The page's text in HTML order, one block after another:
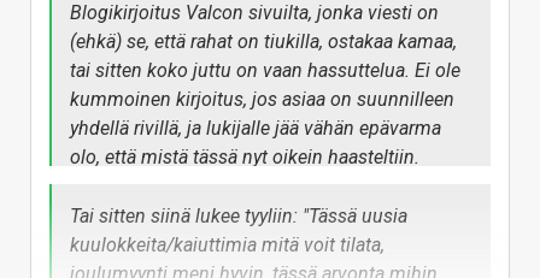
Blogikirjoitus Valcon sivuilta, jonka viesti on
(ehkä) se, että rahat on tiukilla, ostakaa kamaa,
tai sitten koko juttu on vaan hassuttelua. Ei ole
kummoinen kirjoitus, jos asiaa on suunnilleen
yhdellä rivillä, ja lukijalle jää vähän epävarma
olo, että mistä tässä nyt oikein haasteltiin.
Tai sitten siinä lukee tyyliin: "Tässä uusia
kuulokkeita/kaiuttimia mitä voit tilata,